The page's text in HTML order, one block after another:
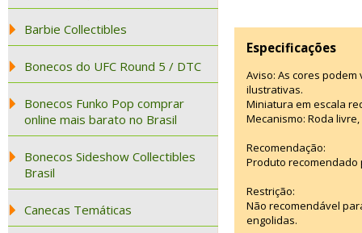
Barbie Collectibles
Bonecos do UFC Round 5 / DTC
Bonecos Funko Pop comprar
online mais barato no Brasil
Bonecos Sideshow Collectibles
Brasil
Canecas Temáticas
Especificações
Aviso: As cores
ilustrativas.
Miniatura em escala
Mecanismo: Roda
Recomendação:
Produto recomendado
Restrição:
Não recomendável
engolidas.